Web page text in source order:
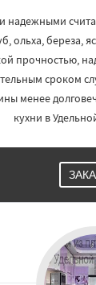
надежными
ольха, береза,
прочностью,
сроком
менее
кухни в